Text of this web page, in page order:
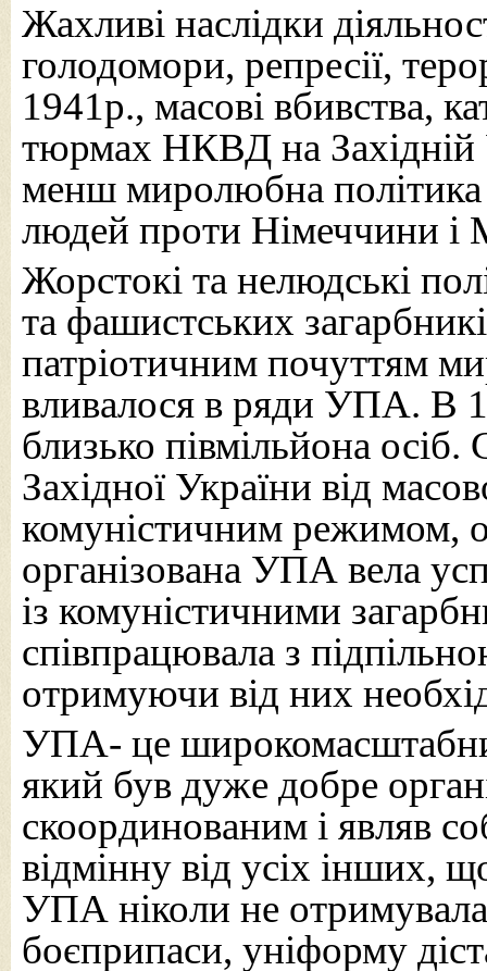
Жахливі наслідки
голодомори, репресії,
1941р., масові вбивства,
тюрмах НКВД на Західній
менш миролюбна політика
людей проти Німеччини і
Жорстокі та нелюдські
та фашистських
патріотичним почуттям
вливалося в ряди УПА. В
близько півмільйона
Західної України від
комуністичним режимом,
організована УПА вела
із комуністичними
співпрацювала з
отримуючи від них
УПА- це
який був дуже добре
скоординованим і являв
відмінну від усіх інших,
УПА ніколи не
боєприпаси, уніформу